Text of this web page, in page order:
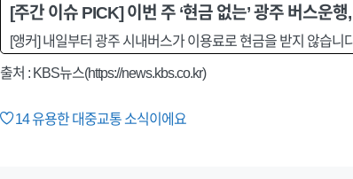
[주간 이슈 PICK] 이번 주 ‘현금 없는’ 광주 버스운
[앵커] 내일부터 광주 시내버스가 이용료로 현금을 받지 않습
출처 : KBS뉴스(https://news.kbs.co.kr)
14유용한 대중교통 소식이에요